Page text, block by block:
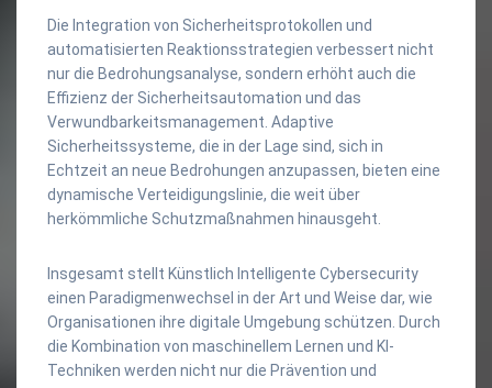
Die Integration von Sicherheitsprotokollen und
automatisierten Reaktionsstrategien verbessert nicht
nur die Bedrohungsanalyse, sondern erhöht auch die
Effizienz der Sicherheitsautomation und das
Verwundbarkeitsmanagement. Adaptive
Sicherheitssysteme, die in der Lage sind, sich in
Echtzeit an neue Bedrohungen anzupassen, bieten eine
dynamische Verteidigungslinie, die weit über
herkömmliche Schutzmaßnahmen hinausgeht.
Insgesamt stellt Künstlich Intelligente Cybersecurity
einen Paradigmenwechsel in der Art und Weise dar, wie
Organisationen ihre digitale Umgebung schützen. Durch
die Kombination von maschinellem Lernen und KI-
Techniken werden nicht nur die Prävention und